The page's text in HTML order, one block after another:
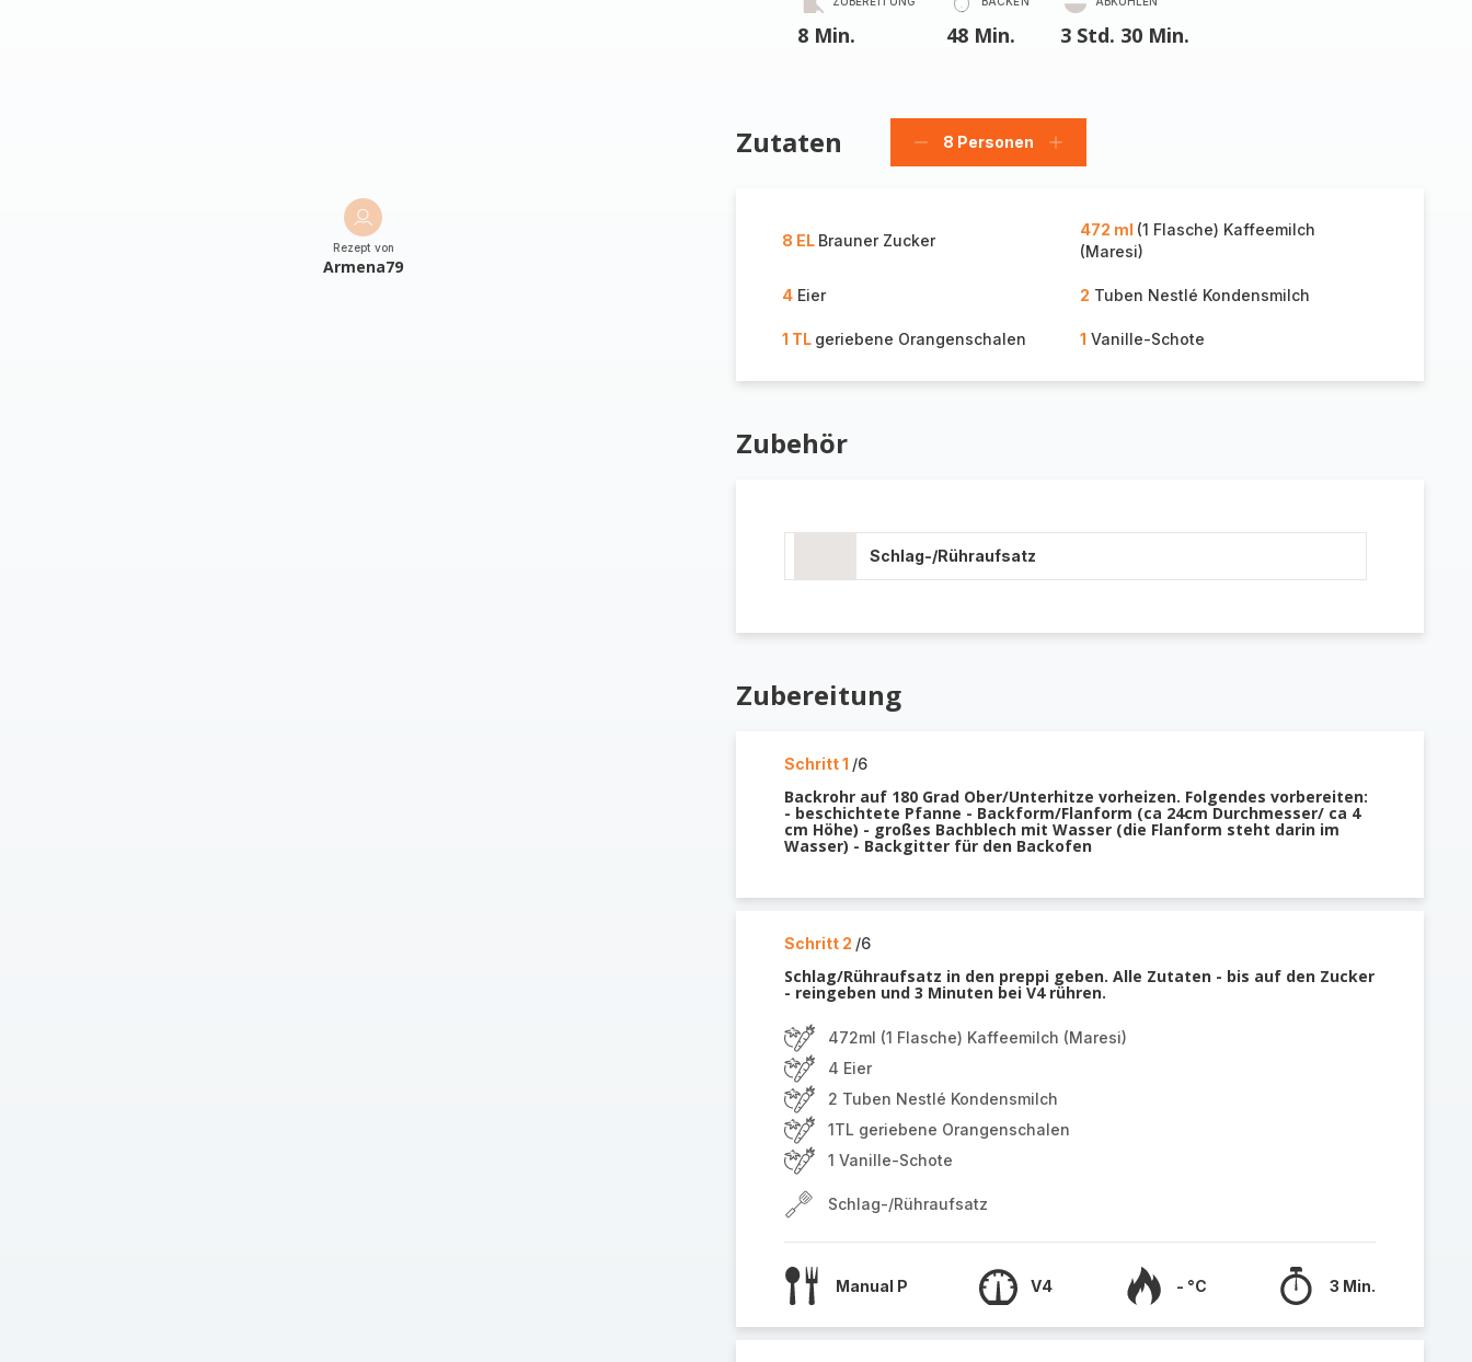
Rezept von
Armena79
8 Min. 48 Min. 3 Std. 30 Min.
Zutaten
Personen
8 Personen
Personen
8 EL Brauner Zucker
472 ml (1 Flasche) Kaffeemilch
(Maresi)
4Eier 2 Tuben Nestlé Kondensmilch
1 TL geriebene Orangenschalen 1 Vanille-Schote
Zubehör
Schlag-/Rühraufsatz
Zubereitung
Schritt 1 /6
Backrohr auf 180 Grad Ober/Unterhitze vorheizen. Folgendes vorbereiten:
- beschichtete Pfanne - Backform/Flanform (ca 24cm Durchmesser/ ca 4
cm Höhe) - großes Bachblech mit Wasser (die Flanform steht darin im
Wasser) - Backgitter für den Backofen
Schritt 2 /6
Schlag/Rühraufsatz in den preppi geben. Alle Zutaten - bis auf den Zucker
- reingeben und 3 Minuten bei V4 rühren.
472ml (1 Flasche) Kaffeemilch (Maresi)
4 Eier
2 Tuben Nestlé Kondensmilch
1TL geriebene Orangenschalen
1 Vanille-Schote
Schlag-/Rühraufsatz
Manual P V4 - °C 3 Min.